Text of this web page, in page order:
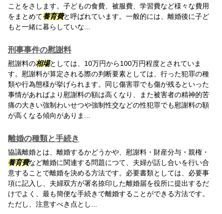
ことをさします。子どもの食費、被服費、学習費など様々な費用
をまとめて養育費と呼ばれています。一般的には、離婚後に子ど
もと一緒に暮らしていな...
刑事事件の慰謝料
慰謝料の相場としては、10万円から100万円程度とされていま
す。慰謝料が算定される際の判断要素としては、行った犯罪の種
類や行為態様が挙げられます。同じ傷害罪でも傷が残るといった
事情があればより慰謝料の額は高くなり、また被害者の精神的苦
痛の大きい強制わいせつや強制性交などの性犯罪でも慰謝料の額
が高くなる傾向がありま...
離婚の種類と手続き
協議離婚とは、離婚するかどうかや、慰謝料・財産分与・親権・
養育費など離婚に関連する問題につて、夫婦が話し合いを行い合
意することで離婚を決める方法です。必要書類としては、必要事
項に記入し、夫婦双方が署名捺印した離婚届を役所に提出するだ
けでよく、最も簡便な手続きで離婚することができる方法です。
ただし、注意すべき点とし...